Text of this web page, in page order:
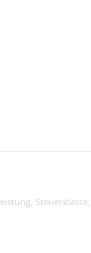
, Steuerklasse,